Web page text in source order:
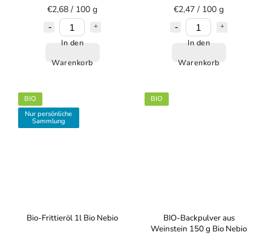
€2,68 / 100 g
In den
Warenkorb
€2,47 / 100 g
In den
Warenkorb
BIO
Nur persönliche
Sammlung
Bio-Frittieröl 1l Bio Nebio
BIO
BIO-Backpulver aus
Weinstein 150 g Bio Nebio